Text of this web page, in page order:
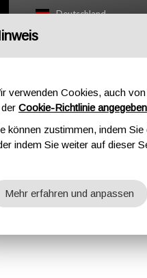
Deutschland
OUTDOOR
TACTICAL
verwenden Cookies, auch
Cookie-Richtlinie angegeben
können zustimmen, indem
indem Sie weiter auf dieser
Mehr erfahren und anpassen